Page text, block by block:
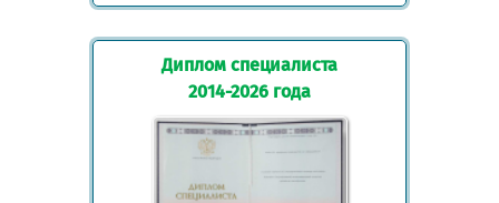
Диплом специалиста
2014-2026 года